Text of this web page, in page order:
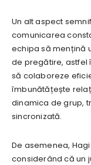
Un alt aspect
comunicarea
echipa să mențină
de pregătire, astfel
să colaboreze
îmbunătățește
dinamica de grup,
sincronizată.
De asemenea,
considerând că un